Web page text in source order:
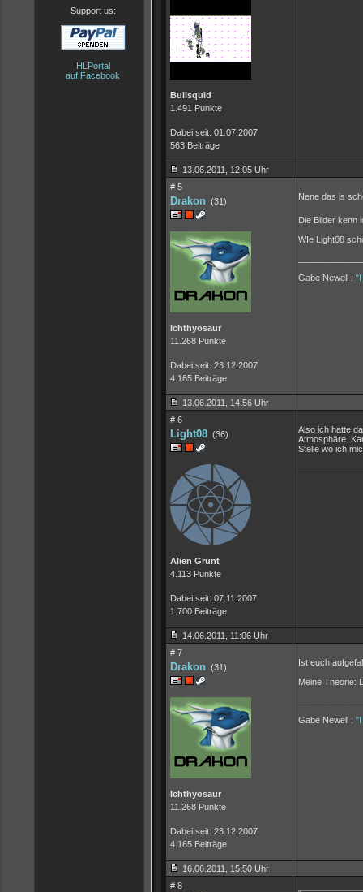
Support us:
HLPortal
auf Facebook
Bullsquid
1.491 Punkte
Dabei seit: 01.07.2007
563 Beiträge
13.06.2011, 12:05 Uhr
# 5
Drakon (31)
Ichthyosaur
11.268 Punkte
Dabei seit: 23.12.2007
4.165 Beiträge
Nene das is
Die Bilder kenn
WIe Light08
Gabe Newell : "I
13.06.2011, 14:56 Uhr
# 6
Light08 (36)
Alien Grunt
4.113 Punkte
Dabei seit: 07.11.2007
1.700 Beiträge
Also ich hatte
Atmosphäre.
Stelle wo ich
14.06.2011, 11:06 Uhr
# 7
Drakon (31)
Ichthyosaur
11.268 Punkte
Dabei seit: 23.12.2007
4.165 Beiträge
Ist euch
Meine Theorie:
Gabe Newell : "I
16.06.2011, 15:50 Uhr
# 8